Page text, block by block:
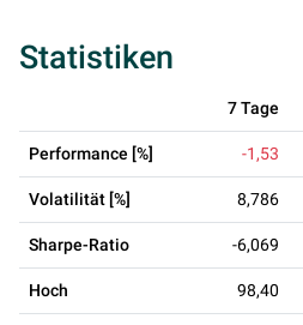
Statistiken
7 Tage
Performance [%] -1,53
Volatilität [%] 8,786
Sharpe-Ratio -6,069
Hoch 98,40